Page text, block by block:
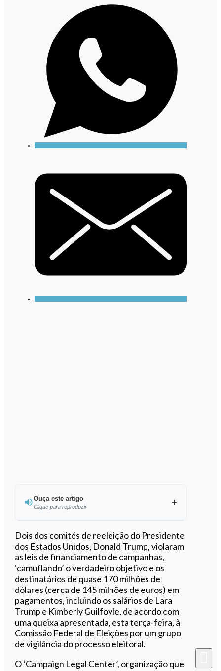
Ouça este artigo
Clique para reproduzir
Ouvir este artigo
Dois dos comités de reeleição do Presidente
dos Estados Unidos, Donald Trump, violaram
as leis de financiamento de campanhas,
‘camuflando’ o verdadeiro objetivo e os
destinatários de quase 170 milhões de
dólares (cerca de 145 milhões de euros) em
pagamentos, incluindo os salários de Lara
Trump e Kimberly Guilfoyle, de acordo com
uma queixa apresentada, esta terça-feira, à
Comissão Federal de Eleições por um grupo
de vigilância do processo eleitoral.
O ‘Campaign Legal Center’, organização que